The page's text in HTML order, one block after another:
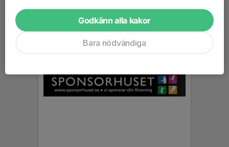
Godkänn alla kakor
Bara nödvändiga